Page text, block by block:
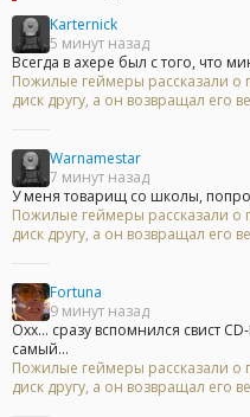
Karternick
5 минут назад
Всегда в ахере был с того, что
Пожилые геймеры рассказали о
диск другу, а он возвращал его
Warnamestar
7 минут назад
У меня товарищ со школы,
Пожилые геймеры рассказали о
диск другу, а он возвращал его
Fortuna
9 минут назад
Охх... сразу вспомнился свист
самый...
Пожилые геймеры рассказали о
диск другу, а он возвращал его